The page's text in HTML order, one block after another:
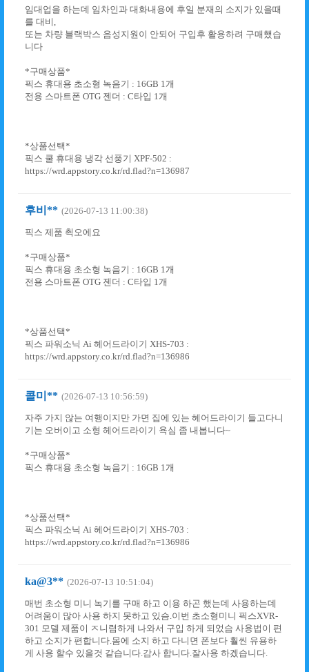
임대업을 하는데 임차인과 대화내용에 후일 분재의 소지가 있을때
를 대비,
또는 차량 블랙박스 음성지원이 안되어 구입후 활용하려 구매했습
니다
*구매상품*
픽스 휴대용 초소형 녹음기 : 16GB 1개
전용 스마트폰 OTG 젠더 : C타입 1개
*상품선택*
픽스 쿨 휴대용 냉각 선풍기 XPF-502 :
https://wrd.appstory.co.kr/rd.flad?n=136987
후비** (2026-07-13 11:00:38)
픽스 제품 쵝오에요
*구매상품*
픽스 휴대용 초소형 녹음기 : 16GB 1개
전용 스마트폰 OTG 젠더 : C타입 1개
*상품선택*
픽스 파워소닉 Ai 헤어드라이기 XHS-703 :
https://wrd.appstory.co.kr/rd.flad?n=136986
콜미** (2026-07-13 10:56:59)
자주 가지 않는 여행이지만 가면 집에 있는 헤어드라이기 들고다니
기는 오버이고 소형 헤어드라이기 욕심 좀 내봅니다~
*구매상품*
픽스 휴대용 초소형 녹음기 : 16GB 1개
*상품선택*
픽스 파워소닉 Ai 헤어드라이기 XHS-703 :
https://wrd.appstory.co.kr/rd.flad?n=136986
ka@3** (2026-07-13 10:51:04)
매번 초소형 미니 녹기를 구매 하고 이용 하곤 했는데 사용하는데
어려움이 많아 사용 하지 못하고 있슴.이번 초소형미니 픽스XVR-
301 모델 제품이 ㅈ니렴하게 나와서 구입 하게 되었슴 사용법이 편
하고 소지가 편합니다.몸에 소지 하고 다니면 폰보다 훨씬 유용하
게 사용 할수 있을것 같습니다.감사 합니다.잘사용 하겠습니다.